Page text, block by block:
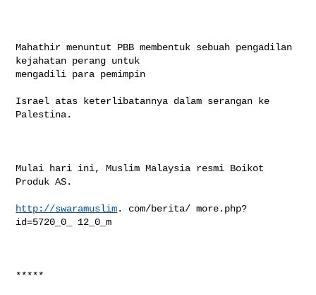
Mahathir menuntut PBB membentuk sebuah pengadilan
kejahatan perang untuk
mengadili para pemimpin
Israel atas keterlibatannya dalam serangan ke
Palestina.
Mulai hari ini, Muslim Malaysia resmi Boikot
Produk AS.
http://swaramuslim. com/berita/ more.php?
id=5720_0_ 12_0_m
*****